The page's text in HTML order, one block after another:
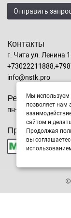
Отправить
Контакты
г. Чита ул. Ленина
info@nstk.pro
Режим работы
пн-сб с 9:00 до
Принимаем к
©
Мы используем
позволяет нам
сайтом и
Продолжая
вы